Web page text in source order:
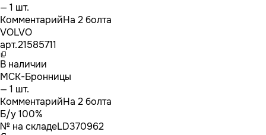
— 1 шт.
КомментарийНа 2 болта
VOLVO
арт.21585711
В наличии
МСК-Бронницы
— 1 шт.
КомментарийНа 2 болта
Б/у 100%
№ на складеLD370962